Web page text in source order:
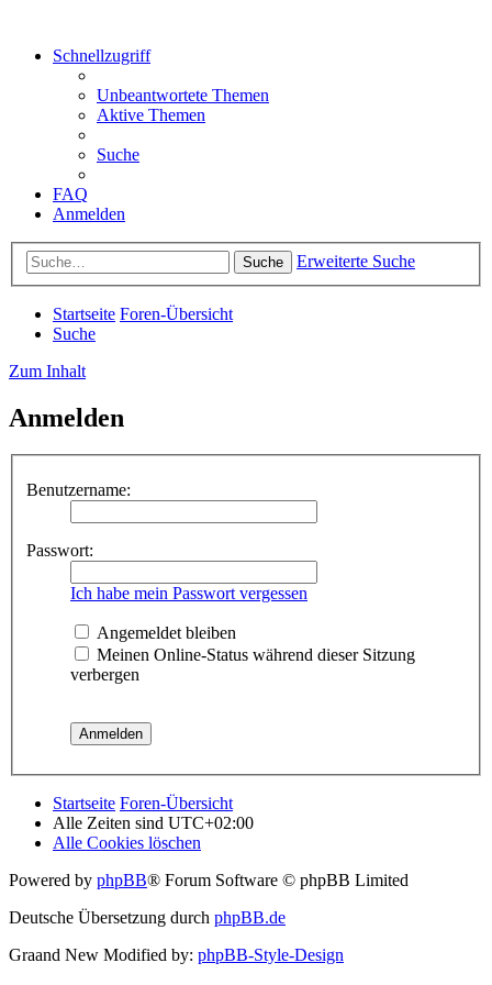
Schnellzugriff
Unbeantwortete Themen
Aktive Themen
Suche
FAQ
Anmelden
Suche Erweiterte Suche
Startseite Foren-Übersicht
Suche
Zum Inhalt
Anmelden
Benutzername:
Passwort:
Ich habe mein Passwort vergessen
Angemeldet bleiben
Meinen Online-Status während dieser Sitzung
verbergen
Startseite Foren-Übersicht
Alle Zeiten sind UTC+02:00
Alle Cookies löschen
Powered by phpBB® Forum Software © phpBB Limited
Deutsche Übersetzung durch phpBB.de
Graand New Modified by: phpBB-Style-Design